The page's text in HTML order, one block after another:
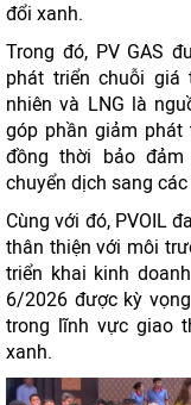
đổi xanh.
Trong đó, PV GAS
phát triển chuỗi giá
nhiên và LNG là
góp phần giảm phát
đồng thời bảo
chuyển dịch sang
Cùng với đó, PVOIL
thân thiện với môi
triển khai kinh
6/2026 được kỳ
trong lĩnh vực giao
xanh.